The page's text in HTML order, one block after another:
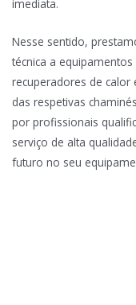
imediata.
Nesse sentido,
técnica a
recuperadores de calor
das respetivas
por profissionais
serviço de alta
futuro no seu